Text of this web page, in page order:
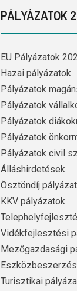
PÁLYÁZATOK
EU Pályázatok
Hazai pályázatok
Pályázatok
Pályázatok
Pályázatok
Pályázatok
Pályázatok civil
Álláshirdetések
Ösztöndíj
KKV pályázatok
Vidékfejlesztési
Mezőgazdasági
Turisztikai